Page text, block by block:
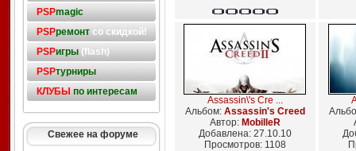
PSPmagic
PSPремонтсо скидкой!
PSPигры(flash)
PSPтурниры
КЛУБЫ по интересам
Свежее на форуме
Assassin\'s Cre ...
Альбом: Assassin's Creed
Автор: MobilleR
Добавлена: 27.10.10
Просмотров: 1108